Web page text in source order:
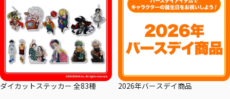
ダイカットステッカー 全83種 2026年バースデイ商品